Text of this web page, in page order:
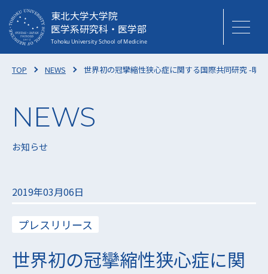
東北大学大学院
医学系研究科・医学部
TOP NEWS 世界初の冠攣縮性狭心症に関する国際共同研究 -明
お知らせ
2019年03月06日
プレスリリース
世界初の冠攣縮性狭心症に関